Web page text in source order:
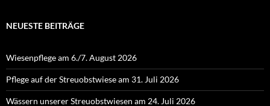
NEUESTE BEITRÄGE
Wiesenpflege am 6./7. August 2026
Pflege auf der Streuobstwiese am 31. Juli 2026
Wässern unserer Streuobstwiesen am 24. Juli 2026